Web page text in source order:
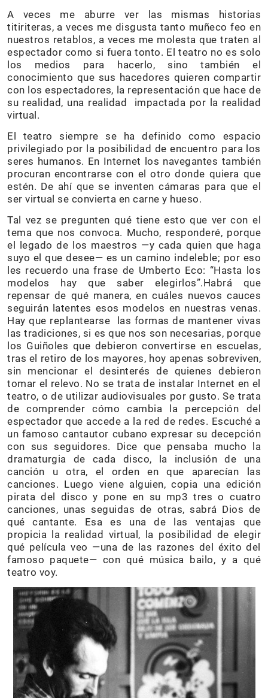
A veces me aburre ver las mismas historias
titiriteras, a veces me disgusta tanto muñeco feo en
nuestros retablos, a veces me molesta que traten al
espectador como si fuera tonto. El teatro no es solo
los medios para hacerlo, sino también el
conocimiento que sus hacedores quieren compartir
con los espectadores, la representación que hace de
su realidad, una realidad impactada por la realidad
virtual.
El teatro siempre se ha definido como espacio
privilegiado por la posibilidad de encuentro para los
seres humanos. En Internet los navegantes también
procuran encontrarse con el otro donde quiera que
estén. De ahí que se inventen cámaras para que el
ser virtual se convierta en carne y hueso.
Tal vez se pregunten qué tiene esto que ver con el
tema que nos convoca. Mucho, responderé, porque
el legado de los maestros —y cada quien que haga
suyo el que desee— es un camino indeleble; por eso
les recuerdo una frase de Umberto Eco: “Hasta los
modelos hay que saber elegirlos”.Habrá que
repensar de qué manera, en cuáles nuevos cauces
seguirán latentes esos modelos en nuestras venas.
Hay que replantearse las formas de mantener vivas
las tradiciones, si es que nos son necesarias, porque
los Guiñoles que debieron convertirse en escuelas,
tras el retiro de los mayores, hoy apenas sobreviven,
sin mencionar el desinterés de quienes debieron
tomar el relevo. No se trata de instalar Internet en el
teatro, o de utilizar audiovisuales por gusto. Se trata
de comprender cómo cambia la percepción del
espectador que accede a la red de redes. Escuché a
un famoso cantautor cubano expresar su decepción
con sus seguidores. Dice que pensaba mucho la
dramaturgia de cada disco, la inclusión de una
canción u otra, el orden en que aparecían las
canciones. Luego viene alguien, copia una edición
pirata del disco y pone en su mp3 tres o cuatro
canciones, unas seguidas de otras, sabrá Dios de
qué cantante. Esa es una de las ventajas que
propicia la realidad virtual, la posibilidad de elegir
qué película veo —una de las razones del éxito del
famoso paquete— con qué música bailo, y a qué
teatro voy.